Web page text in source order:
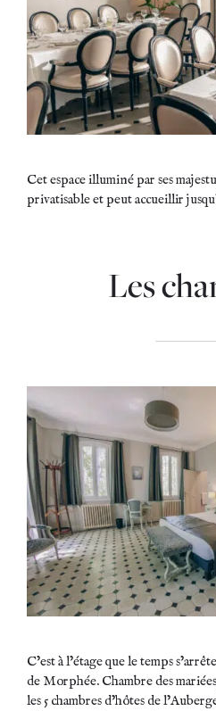
Cet espace illuminé par ses
privatisable et peut accueillir
Les
C’est à l’étage que le temps
de Morphée. Chambre des
les 5 chambres d’hôtes de